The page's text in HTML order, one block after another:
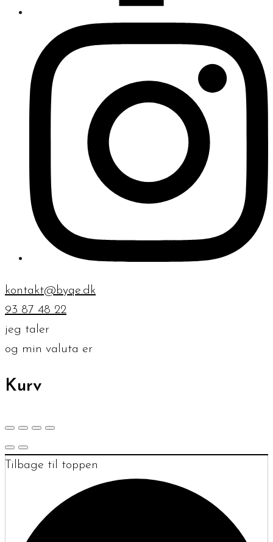
kontakt@byqe.dk
93 87 48 22
jeg taler
og min valuta er
Kurv
Tilbage til toppen